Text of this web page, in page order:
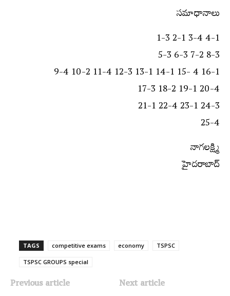
సమాధానాలు
1-3 2-1 3-4 4-1
5-3 6-3 7-2 8-3
9-4 10-2 11-4 12-3 13-1 14-1 15- 4 16-1
17-3 18-2 19-1 20-4
21-1 22-4 23-1 24-3
25-4
నాగలక్ష్మి
హైదరాబాద్‌
TAGS competitive exams economy TSPSC
TSPSC GROUPS special
Previous article
Next article